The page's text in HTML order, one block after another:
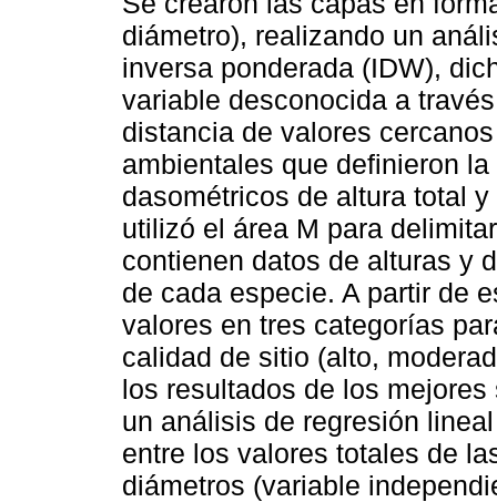
diámetro), realizando un
inversa ponderada (IDW),
variable desconocida a
distancia de valores
ambientales que definieron
dasométricos de altura total
utilizó el área M para
contienen datos de alturas y
de cada especie. A partir de
valores en tres categorías
calidad de sitio (alto,
los resultados de los
un análisis de regresión
entre los valores totales de
diámetros (variable